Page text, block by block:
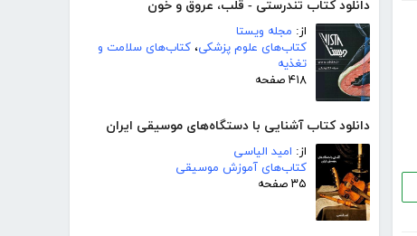
دانلود کتاب تندرستی - قلب، عروق و خون
از: مجله ویستا
کتاب‌های علوم پزشکی، کتاب‌های سلامت و
تغذیه
۴۱۸ صفحه
دانلود کتاب آشنایی با دستگاه‌های موسیقی ایران
از: امید الیاسی
کتاب‌های آموزش موسیقی
۳۵ صفحه